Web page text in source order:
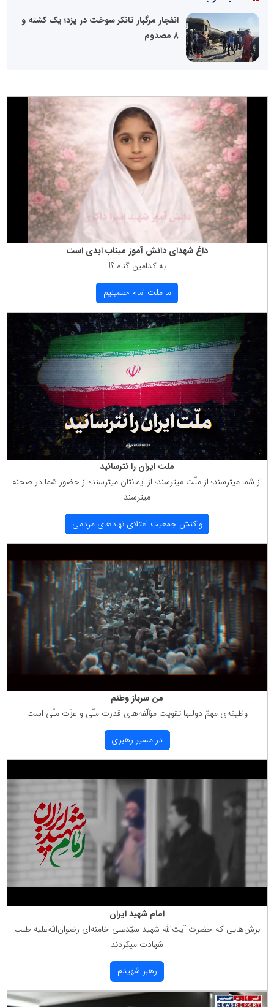
انفجار مرگبار تانکر سوخت در یزد؛ یک کشته و
۸ مصدوم
داغ شهدای دانش آموز میناب ابدی است
به كدامین گناه ؟!
ما ملت امام حسینیم
ملت ایران را نترسانید
از شما میترسند؛ از ملّت میترسند؛ از ایمانتان میترسند؛ از حضور شما در صحنه
میترسند
واكنش جمعیت اعتلای نهادهای مردمی
من سرباز وطنم
وظیفه‌ی مهمّ دولتها تقویت مؤلّفه‌های قدرت ملّی و عزّت ملّی است
در مسیر رهبری
امام شهید ایران
برش‌هایی كه حضرت آیت‌الله شهید سیّدعلی خامنه‌ای رضوان‌الله‌علیه طلب
شهادت میكردند
رهبر شهیدم